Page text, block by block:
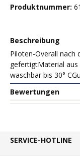
Produktnummer:
Beschreibung
Piloten-Overall nach
gefertigtMaterial
waschbar bis 30°
Bewertungen
SERVICE-HOTLINE